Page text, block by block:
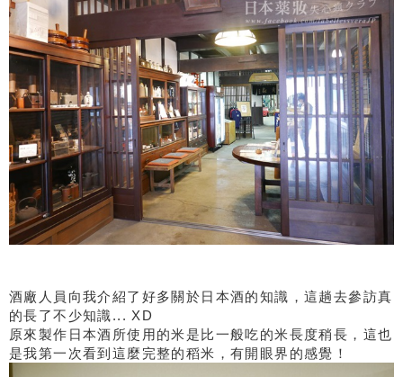
酒廠人員向我介紹了好多關於日本酒的知識，這趟去參訪真
的長了不少知識... XD
原來製作日本酒所使用的米是比一般吃的米長度稍長，這也
是我第一次看到這麼完整的稻米，有開眼界的感覺！